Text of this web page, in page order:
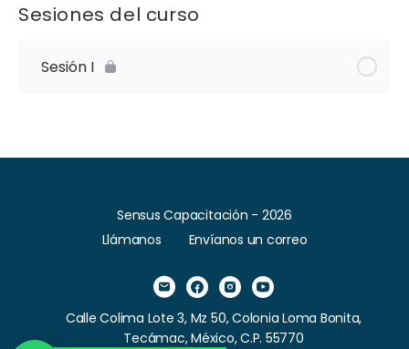
Sesiones del curso
Sesión I
Sensus Capacitación - 2026
Llámanos
Envíanos un correo
Calle Colima Lote 3, Mz 50, Colonia Loma Bonita,
Tecámac, México, C.P. 55770